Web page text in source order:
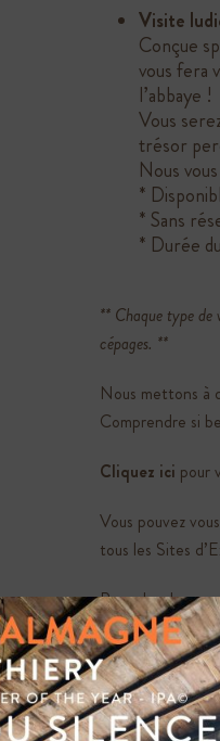
Visite
Conçue
vous fera
l’abbaye !
Vous
trésor
Nous
*
* Sans
* Durée
** Chaque type de
cépages. **
Nous mettons à
Comprendre si
Cliquez ici pour
Vous pouvez
tous les Sites
Pour plus de
Retrouvez nos
Chiens autorisés